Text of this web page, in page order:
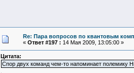
Re: Пара вопросов по квантовым
« Ответ #197 : 14 Мая 2009, 13:05:00 »
Цитата:
Спор двух команд чем-то напоминает полемику